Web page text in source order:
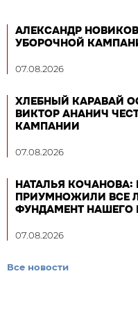
АЛЕКСАНДР
УБОРОЧНОЙ
07.08.2026
ХЛЕБНЫЙ КАРАВАЙ
ВИКТОР АНАНИЧ
КАМПАНИИ
07.08.2026
НАТАЛЬЯ
ПРИУМНОЖИЛИ ВСЕ
ФУНДАМЕНТ НАШЕГО
07.08.2026
Все новости